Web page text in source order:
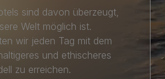
sind davon überzeugt,
Welt möglich ist.
wir jeden Tag mit dem
und ethischeres
zu erreichen.